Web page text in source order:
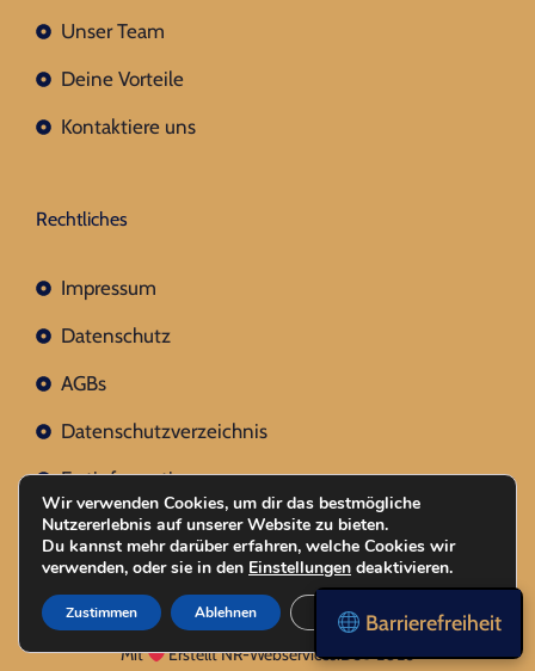
Unser Team
Deine Vorteile
Kontaktiere uns
Rechtliches
Impressum
Datenschutz
AGBs
Datenschutzverzeichnis
Erstinformation
Nachhaltigkeitsverordnung
Mit Erstellt NR-Webservices.de© 2026
Barrierefreiheit
Wir verwenden Cookies, um dir das bestmögliche
Nutzererlebnis auf unserer Website zu bieten.
Du kannst mehr darüber erfahren, welche Cookies wir
verwenden, oder sie in den Einstellungen deaktivieren.
Zustimmen Ablehnen Einstellungen